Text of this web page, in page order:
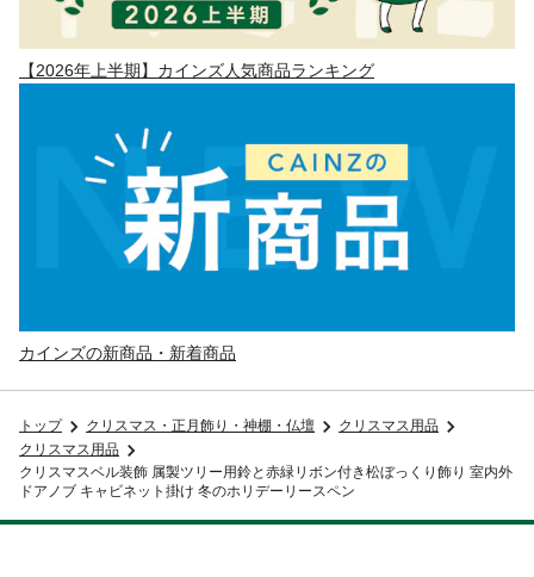
【2026年上半期】カインズ人気商品ランキング
カインズの新商品・新着商品
トップ クリスマス・正月飾り・神棚・仏壇
クリスマス用品
クリスマス用品
クリスマスベル装飾 属製ツリー用鈴と赤緑リボン付き松ぼっくり飾り 室内外
ドアノブ キャビネット掛け 冬のホリデーリースペン